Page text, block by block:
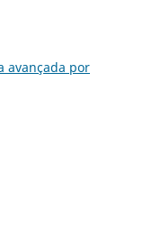
avançada por